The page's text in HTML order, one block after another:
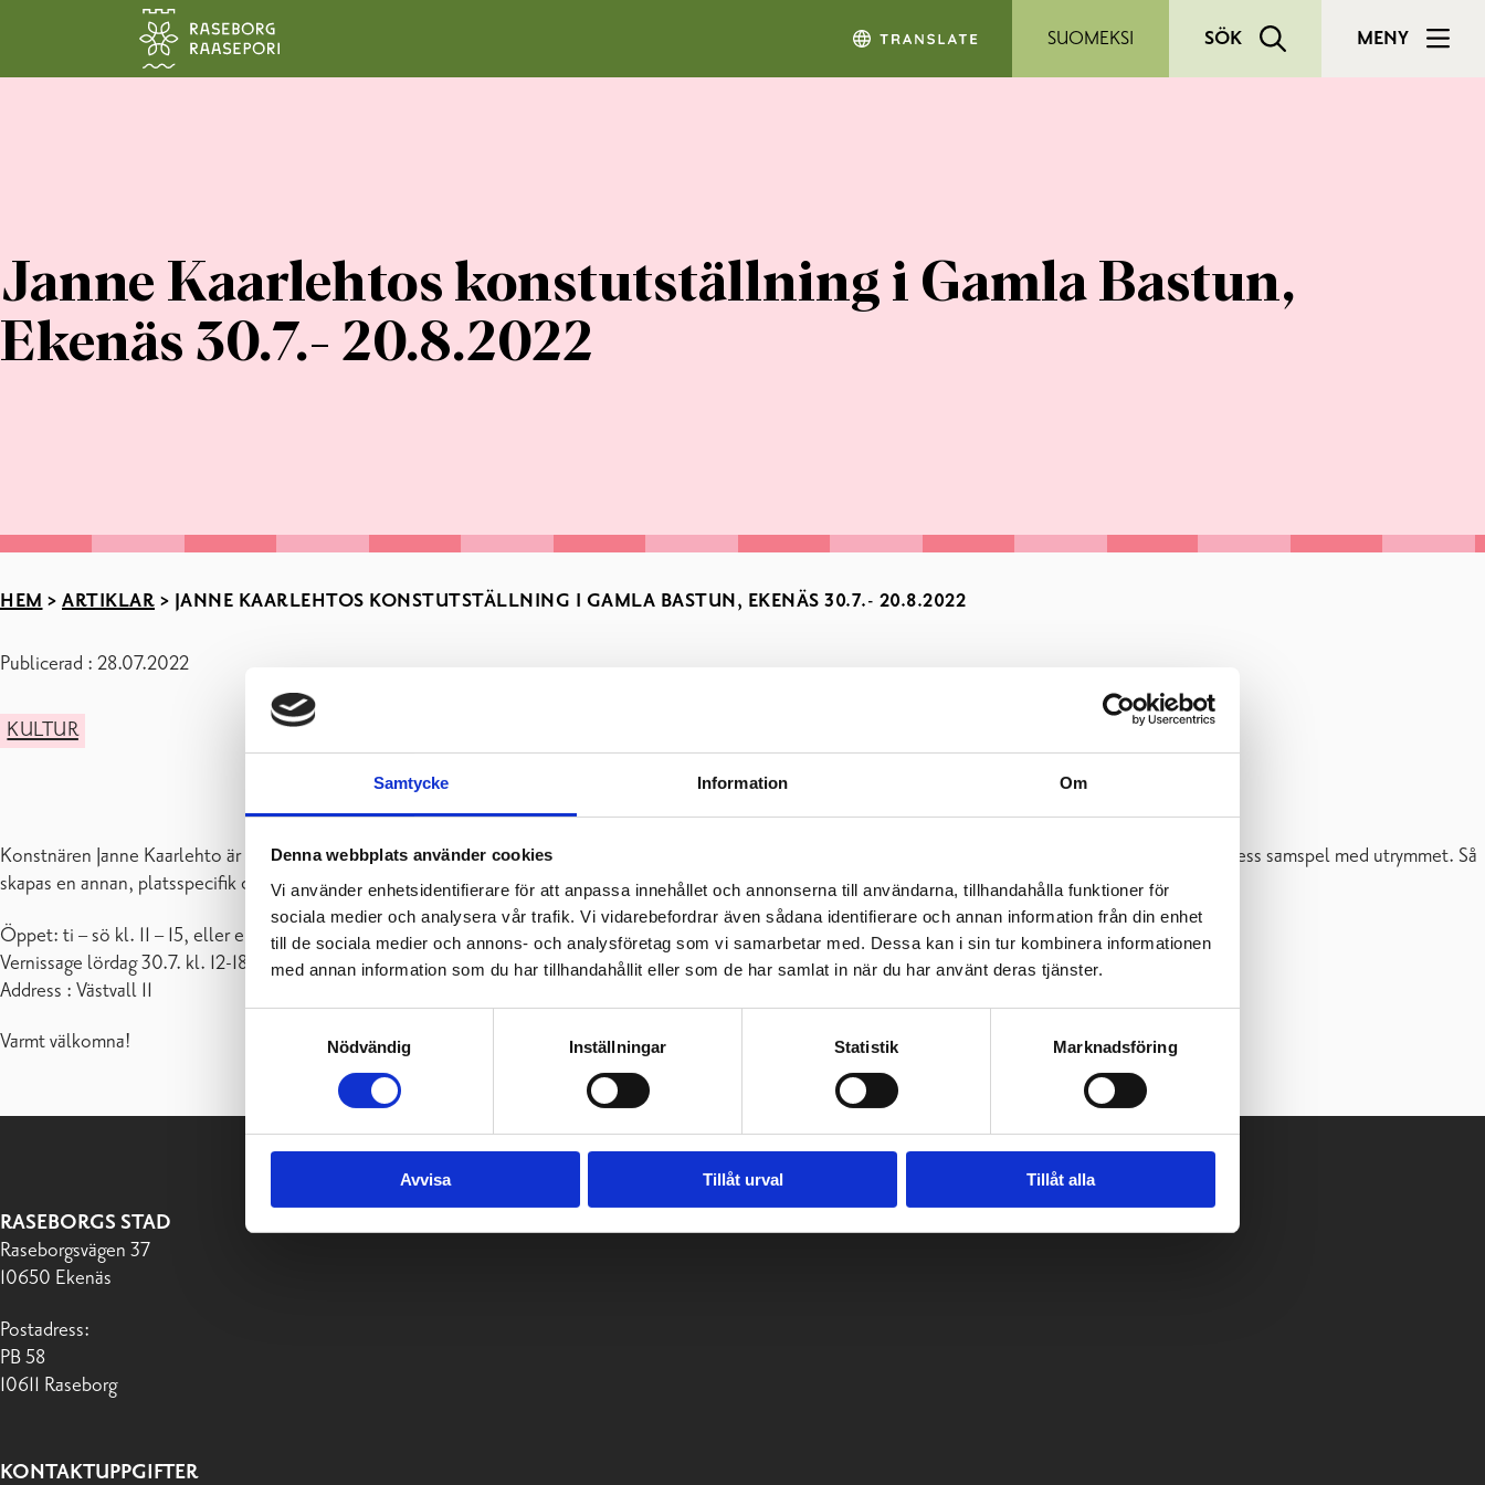
Samtycke Information Om
Denna webbplats använder cookies
Vi använder enhetsidentifierare för att anpassa innehållet och annonserna till användarna, tillhandahålla funktioner för
sociala medier och analysera vår trafik. Vi vidarebefordrar även sådana identifierare och annan information från din enhet
till de sociala medier och annons- och analysföretag som vi samarbetar med. Dessa kan i sin tur kombinera informationen
med annan information som du har tillhandahållit eller som de har samlat in när du har använt deras tjänster.
Nödvändig
Inställningar Statistik Marknadsföring
Avvisa Tillåt urval Tillåt alla
Hoppa till sidans innehåll
SUOMEKSI SÖK MENY
Janne Kaarlehtos konstutställning i Gamla Bastun,
Ekenäs 30.7.- 20.8.2022
HEM > ARTIKLAR > JANNE KAARLEHTOS KONSTUTSTÄLLNING I GAMLA BASTUN, EKENÄS 30.7.- 20.8.2022
Publicerad : 28.07.2022
KULTUR
Konstnären Janne Kaarlehto är intresserad av det inre rummet. Hans målningarna är abstrakta. Han är betagen både av målningens egen fantastiska rymd och dess samspel med utrymmet. Så
skapas en annan, platsspecifik dimension i konsten.
Öppet: ti – sö kl. 11 – 15, eller enligt överenskommelse.
Vernissage lördag 30.7. kl. 12-18
Address : Västvall 11
Varmt välkomna!
RASEBORGS STAD
Raseborgsvägen 37
10650 Ekenäs
Postadress:
PB 58
10611 Raseborg
KONTAKTUPPGIFTER